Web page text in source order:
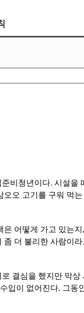
비청년이다. 시설을
오오 고기를 구워 먹
은 어떻게 가고 있는지 ,
더 불리한 사람이
결심을 했지만 막상
입이 없어진다. 그동